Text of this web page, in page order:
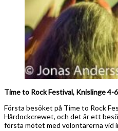
Time to Rock Festival, Knislinge 4-
Första besöket på Time to Rock
Hårdockcrewet, och det är ett
första mötet med volontärerna